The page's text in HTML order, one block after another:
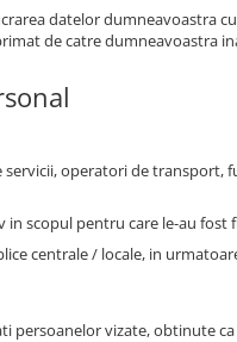
datelor dumneavoastra
de catre dumneavoastra
operatori de transport,
in scopul pentru care le-au fost
centrale / locale, in
persoanelor vizate, obtinute